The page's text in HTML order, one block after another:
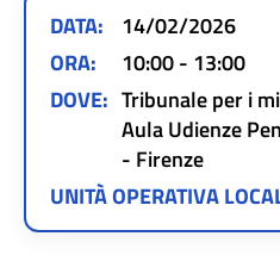
DATA:
14/02/2026
ORA:
10:00 - 13:00
DOVE: Tribunale per i
Aula Udienze
- Firenze
UNITÀ OPERATIVA